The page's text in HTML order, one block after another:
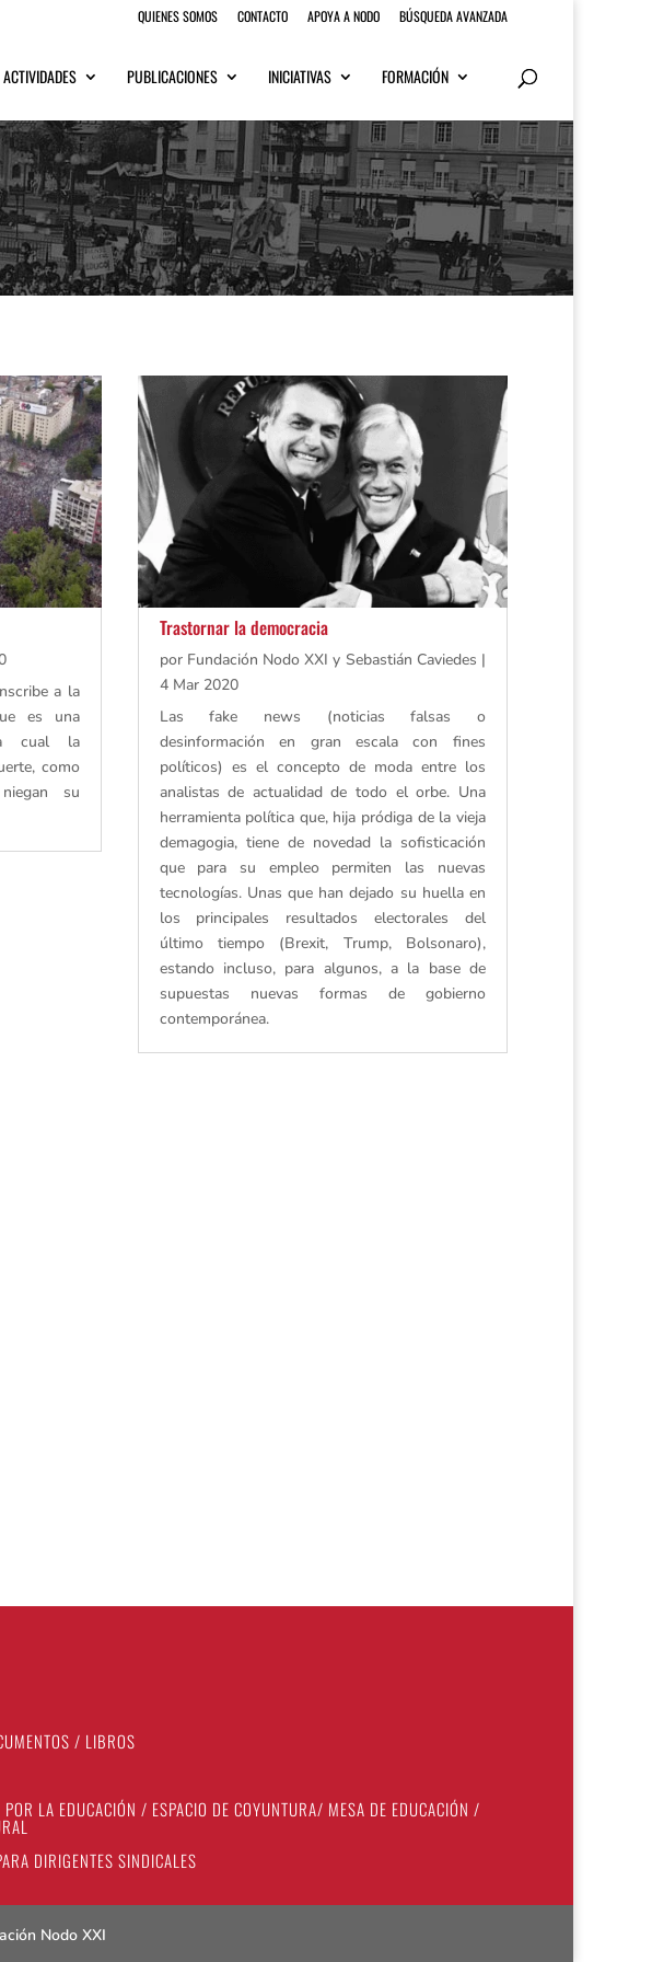
QUIENES SOMOS CONTACTO APOYA A NODO BÚSQUEDA AVANZADA
ACTIVIDADES PUBLICACIONES INICIATIVAS FORMACIÓN
a la
es una
cual la
como
su
Trastornar la democracia
por Fundación Nodo XXI y Sebastián Caviedes |
4 Mar 2020
Las fake news (noticias falsas o
desinformación en gran escala con fines
políticos) es el concepto de moda entre los
analistas de actualidad de todo el orbe. Una
herramienta política que, hija pródiga de la vieja
demagogia, tiene de novedad la sofisticación
que para su empleo permiten las nuevas
tecnologías. Unas que han dejado su huella en
los principales resultados electorales del
último tiempo (Brexit, Trump, Bolsonaro),
estando incluso, para algunos, a la base de
supuestas nuevas formas de gobierno
contemporánea.
/ LIBROS
LA EDUCACIÓN / ESPACIO DE COYUNTURA/ MESA DE EDUCACIÓN /
DIRIGENTES SINDICALES
Nodo XXI